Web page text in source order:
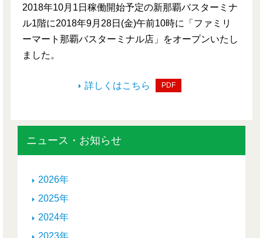
2018年10月1日稼働開始予定の新那覇バスターミナ
ル1階に2018年9月28日(金)午前10時に「ファミリ
ーマート那覇バスターミナル店」をオープンいたし
ました。
詳しくはこちら PDF
ニュース・お知らせ
2026年
2025年
2024年